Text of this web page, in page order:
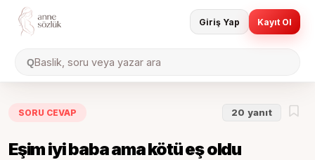
QBaslik, soru veya yazar ara
Giriş Yap Kayıt Ol
SORU CEVAP 20 yanıt
Eşim iyi baba ama kötü eş oldu